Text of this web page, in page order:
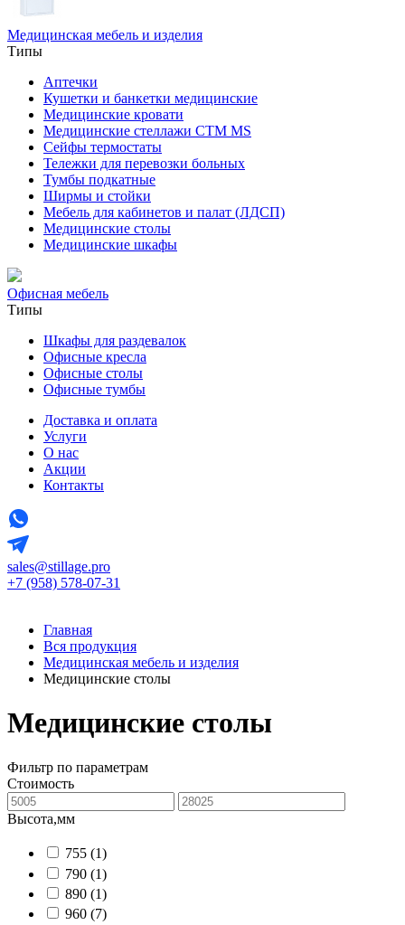
Медицинская мебель и изделия
Типы
Аптечки
Кушетки и банкетки медицинские
Медицинские кровати
Медицинские стеллажи CTM MS
Сейфы термостаты
Тележки для перевозки больных
Тумбы подкатные
Ширмы и стойки
Мебель для кабинетов и палат (ЛДСП)
Медицинские столы
Медицинские шкафы
Офисная мебель
Типы
Шкафы для раздевалок
Офисные кресла
Офисные столы
Офисные тумбы
Доставка и оплата
Услуги
О нас
Акции
Контакты
sales@stillage.pro
+7 (958) 578-07-31
Главная
Вся продукция
Медицинская мебель и изделия
Медицинские столы
Медицинские столы
Фильтр по параметрам
Стоимость
Высота,мм
755 (1)
790 (1)
890 (1)
960 (7)